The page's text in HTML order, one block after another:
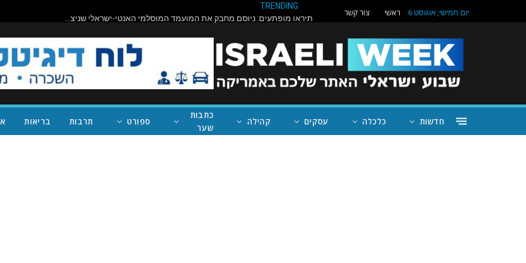
יום חמישי, אוגוסט 6 ראשי צור קשר
TRENDING
תיראו מופתעים: ניוסם מחבק את המועמד המוסלמי האנטי-ישראלי שניצח במישיגן; ככה נעצור את טראמפ
חדשות כלכלה עסקים קהילה
כתבות
שער
ספורט תרבות בריאות